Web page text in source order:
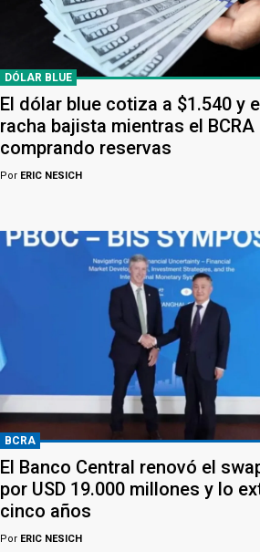
DÓLAR BLUE
El dólar blue cotiza a $1.540 y
racha bajista mientras el
comprando reservas
Por ERIC NESICH
BCRA
El Banco Central renovó el
por USD 19.000 millones y lo
cinco años
Por ERIC NESICH